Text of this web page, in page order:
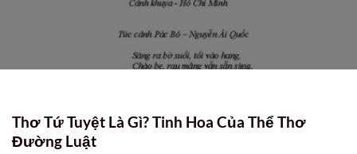
Thơ Tứ Tuyệt Là Gì? Tinh Hoa Của Thể Thơ
Đường Luật